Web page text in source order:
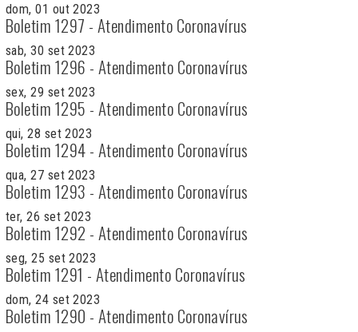
dom, 01 out 2023
Boletim 1297 - Atendimento Coronavírus
sab, 30 set 2023
Boletim 1296 - Atendimento Coronavírus
sex, 29 set 2023
Boletim 1295 - Atendimento Coronavírus
qui, 28 set 2023
Boletim 1294 - Atendimento Coronavírus
qua, 27 set 2023
Boletim 1293 - Atendimento Coronavírus
ter, 26 set 2023
Boletim 1292 - Atendimento Coronavírus
seg, 25 set 2023
Boletim 1291 - Atendimento Coronavírus
dom, 24 set 2023
Boletim 1290 - Atendimento Coronavírus